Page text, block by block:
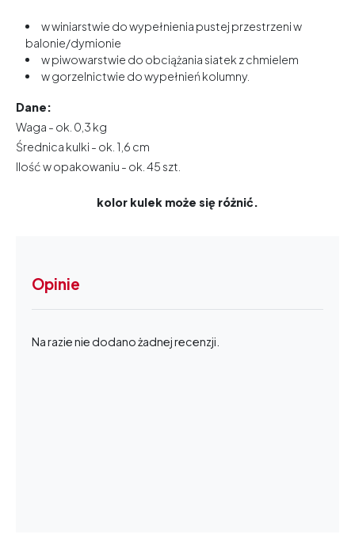
w winiarstwie do wypełnienia pustej przestrzeni w
balonie/dymionie
w piwowarstwie do obciążania siatek z chmielem
w gorzelnictwie do wypełnień kolumny.
Dane:
Waga - ok. 0,3 kg
Średnica kulki - ok. 1,6 cm
Ilość w opakowaniu - ok. 45 szt.
kolor kulek może się różnić.
Opinie
Na razie nie dodano żadnej recenzji.